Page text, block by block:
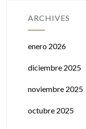
ARCHIVES
enero 2026
diciembre 2025
noviembre 2025
octubre 2025